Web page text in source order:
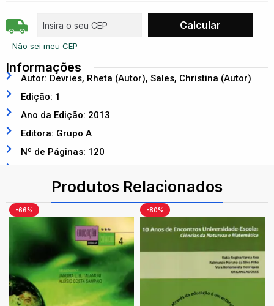
Não sei meu CEP
Informações
Autor: Devries, Rheta (Autor), Sales, Christina (Autor)
Edição: 1
Ano da Edição: 2013
Editora: Grupo A
Nº de Páginas: 120
Produtos Relacionados
-66% -80%